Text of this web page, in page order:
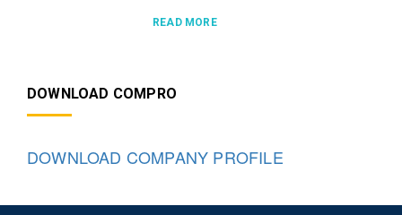
READ MORE
DOWNLOAD COMPRO
DOWNLOAD COMPANY PROFILE